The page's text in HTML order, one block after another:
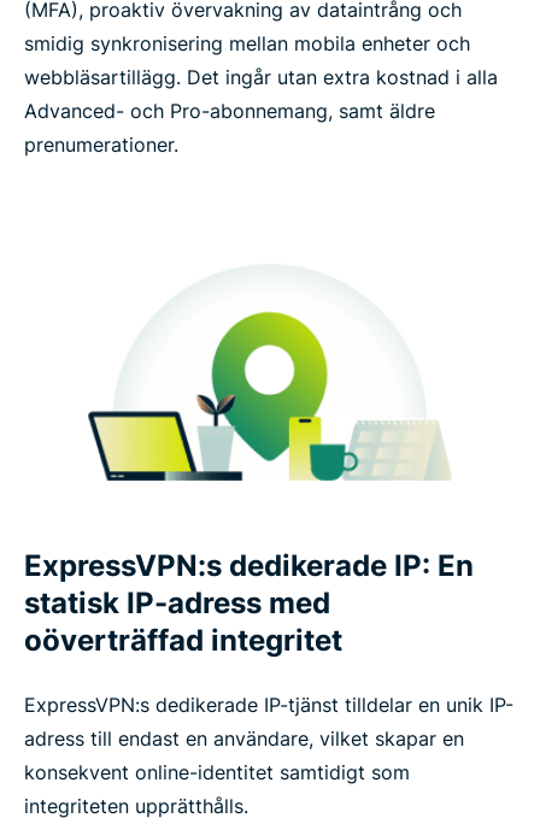
(MFA), proaktiv övervakning av dataintrång och
smidig synkronisering mellan mobila enheter och
webbläsartillägg. Det ingår utan extra kostnad i alla
Advanced- och Pro-abonnemang, samt äldre
prenumerationer.
ExpressVPN:s dedikerade IP: En
statisk IP-adress med
oöverträffad integritet
ExpressVPN:s dedikerade IP-tjänst tilldelar en unik IP-
adress till endast en användare, vilket skapar en
konsekvent online-identitet samtidigt som
integriteten upprätthålls.